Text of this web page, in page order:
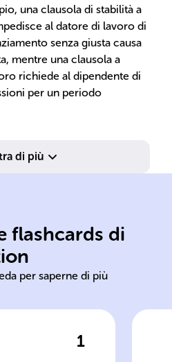
una clausola di stabilità a
al datore di lavoro di
senza giusta causa
mentre una clausola a
richiede al dipendente di
per un periodo
di più
flashcards di
per saperne di più
1
lettera di
di
descrizione